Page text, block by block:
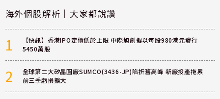
海外個股解析｜大家都說讚
1
【快訊】香港IPO定價低於上限 中際旭創擬以每股980港元發行
5450萬股
2
全球第二大矽晶圓廠SUMCO(3436-JP)陷折舊高峰 新廠投產拖累
前三季虧損擴大